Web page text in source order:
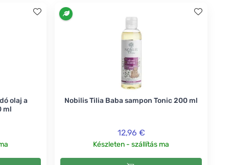
olaj a
ml
Nobilis Tilia Baba sampon Tonic 200 ml
12,96 €
Készleten - szállítás ma